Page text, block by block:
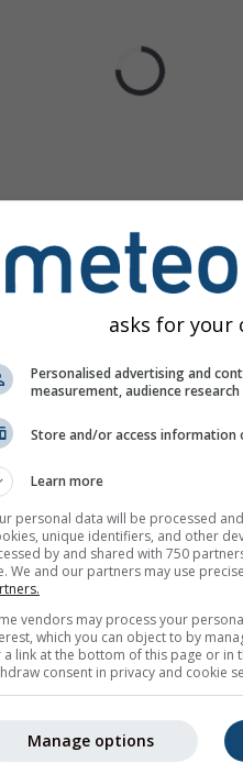
bietet alle
asks for your
Personalised advertising and
measurement, audience
Store and/or access information
Learn more
personal data will be processed
unique identifiers, and other
by and shared with 750
We and our partners may use
vendors may process your
which you can object to by
link at the bottom of this page or in
consent in privacy and cookie
Manage options